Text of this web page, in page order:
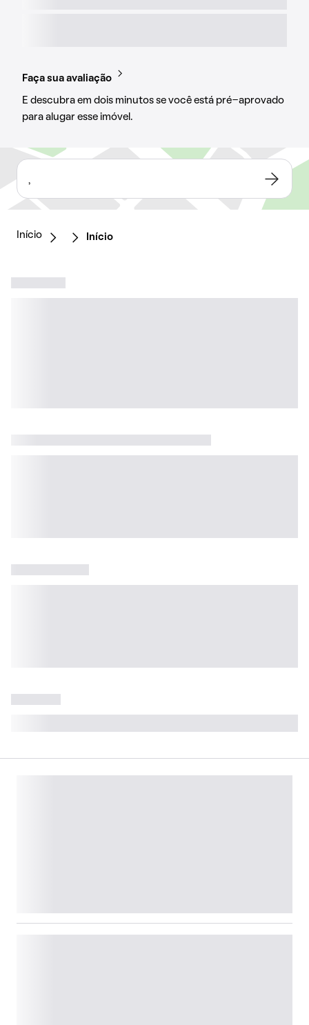
Faça sua avaliação
E descubra em dois minutos se você está pré-aprovado
para alugar esse imóvel.
,
Início Início